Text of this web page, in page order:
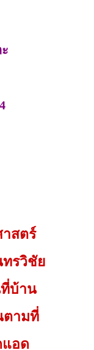
าสตร์
รวิชัย
บ้าน
ตามที่
แอด